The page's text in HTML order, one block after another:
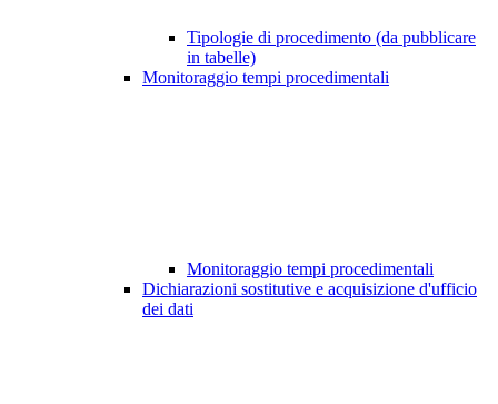
Tipologie di procedimento (da pubblicare
in tabelle)
Monitoraggio tempi procedimentali
Monitoraggio tempi procedimentali
Dichiarazioni sostitutive e acquisizione d'ufficio
dei dati